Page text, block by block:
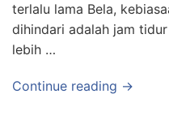
terlalu lama Bela,
dihindari adalah jam
lebih …
Continue reading →